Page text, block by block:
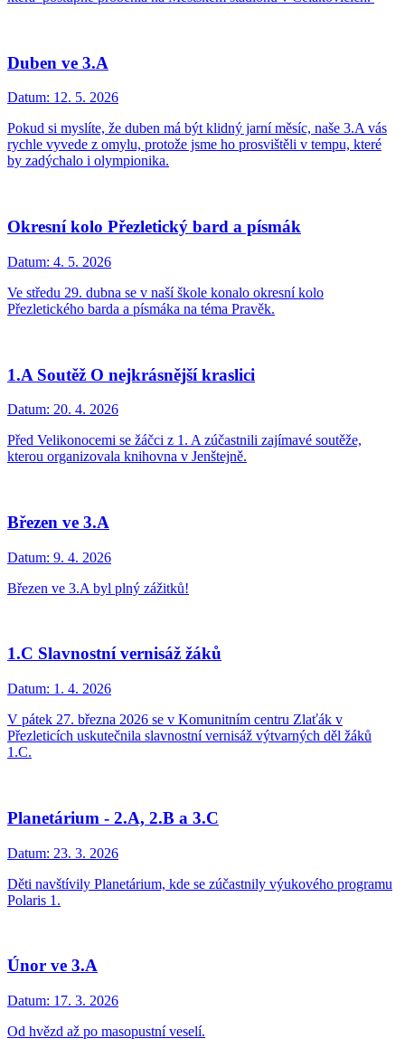
Duben ve 3.A
Datum: 12. 5. 2026
Pokud si myslíte, že duben má být klidný jarní měsíc, naše 3.A vás
rychle vyvede z omylu, protože jsme ho prosvištěli v tempu, které
by zadýchalo i olympionika.
Okresní kolo Přezletický bard a písmák
Datum: 4. 5. 2026
Ve středu 29. dubna se v naší škole konalo okresní kolo
Přezletického barda a písmáka na téma Pravěk.
1.A Soutěž O nejkrásnější kraslici
Datum: 20. 4. 2026
Před Velikonocemi se žáčci z 1. A zúčastnili zajímavé soutěže,
kterou organizovala knihovna v Jenštejně.
Březen ve 3.A
Datum: 9. 4. 2026
Březen ve 3.A byl plný zážitků!
1.C Slavnostní vernisáž žáků
Datum: 1. 4. 2026
V pátek 27. března 2026 se v Komunitním centru Zlaťák v
Přezleticích uskutečnila slavnostní vernisáž výtvarných děl žáků
1.C.
Planetárium - 2.A, 2.B a 3.C
Datum: 23. 3. 2026
Děti navštívily Planetárium, kde se zúčastnily výukového programu
Polaris 1.
Únor ve 3.A
Datum: 17. 3. 2026
Od hvězd až po masopustní veselí.